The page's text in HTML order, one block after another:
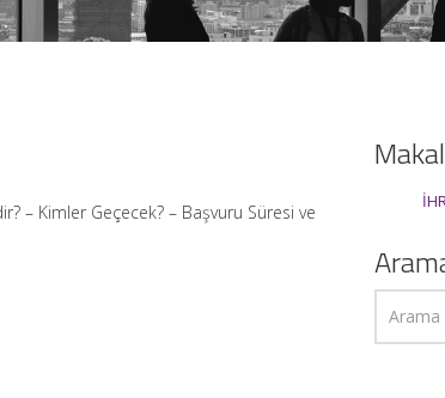
– Kimler Geçecek? – Başvuru Süresi ve